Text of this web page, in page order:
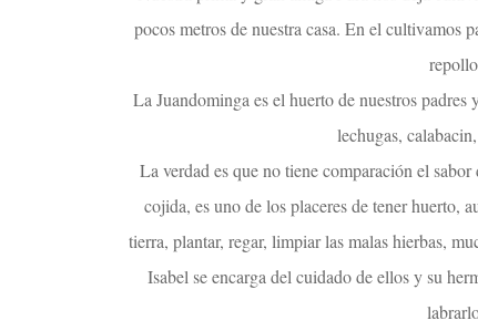
pocos metros de nuestra casa. En el cultivamos
La Juandominga es el huerto de nuestros padres
lechugas,
La verdad es que no tiene comparación el
cojida, es uno de los placeres de tener huerto,
tierra, plantar, regar, limpiar las malas hierbas,
Isabel se encarga del cuidado de ellos y su